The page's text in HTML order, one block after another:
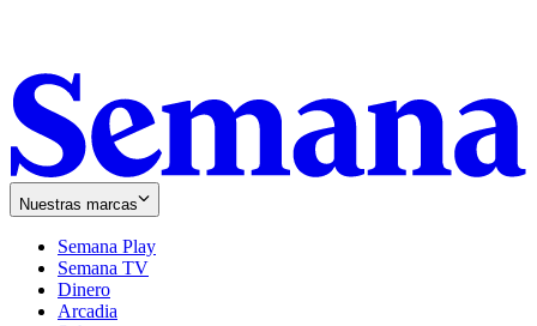
Nuestras marcas
Semana Play
Semana TV
Dinero
Arcadia